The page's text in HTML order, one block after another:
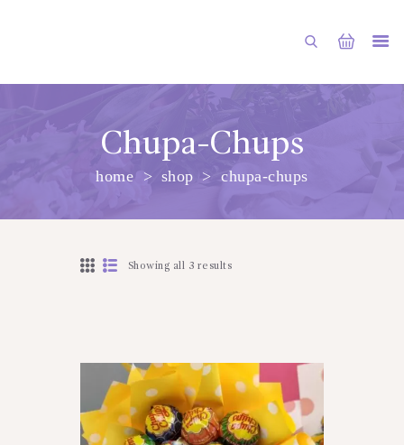
Chupa-Chups
home shop chupa-chups
PRINCIPALA
DESPRE NOI
Showing all 3 results